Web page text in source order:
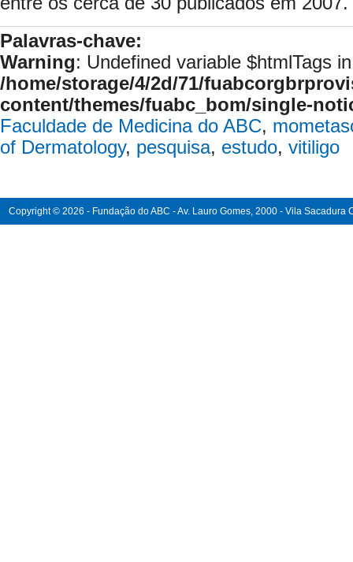
Palavras-chave:
Warning: Undefined variable $htmlTags in
/home/storage/4/2d/71/
content/themes/fuabc_bom/single-
Faculdade de Medicina do ABC,
of Dermatology, pesquisa, estudo, vitiligo
Copyright © 2026 - Fundação do ABC - Av. Lauro Gomes, 2000 - Vila